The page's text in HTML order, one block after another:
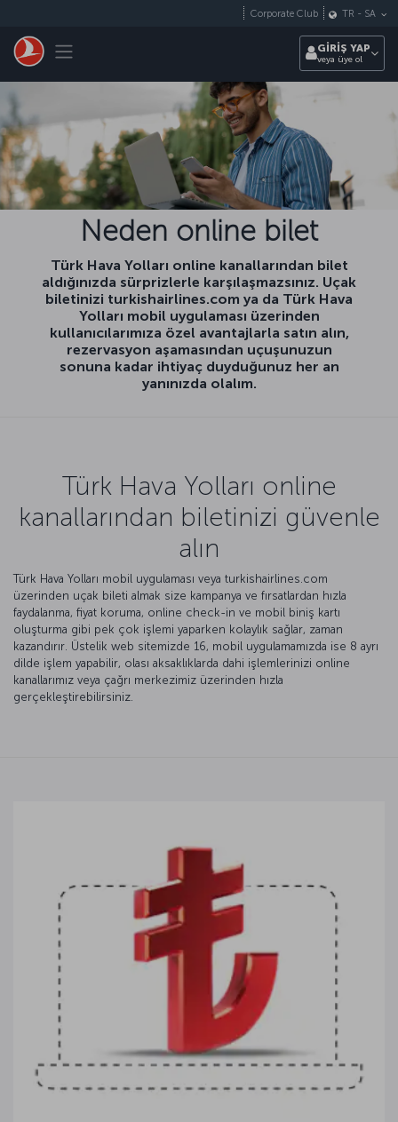
Toggle navigation
Corporate Club TR - SA
GİRİŞ YAP
veya üye ol
Neden online bilet
Türk Hava Yolları online kanallarından bilet
aldığınızda sürprizlerle karşılaşmazsınız. Uçak
biletinizi turkishairlines.com ya da Türk Hava
Yolları mobil uygulaması üzerinden
kullanıcılarımıza özel avantajlarla satın alın,
rezervasyon aşamasından uçuşunuzun
sonuna kadar ihtiyaç duyduğunuz her an
yanınızda olalım.
Türk Hava Yolları online
kanallarından biletinizi güvenle
alın
Türk Hava Yolları mobil uygulaması veya turkishairlines.com
üzerinden uçak bileti almak size kampanya ve fırsatlardan hızla
faydalanma, fiyat koruma, online check-in ve mobil biniş kartı
oluşturma gibi pek çok işlemi yaparken kolaylık sağlar, zaman
kazandırır. Üstelik web sitemizde 16, mobil uygulamamızda ise 8 ayrı
dilde işlem yapabilir, olası aksaklıklarda dahi işlemlerinizi online
kanallarımız veya çağrı merkezimiz üzerinden hızla
gerçekleştirebilirsiniz.